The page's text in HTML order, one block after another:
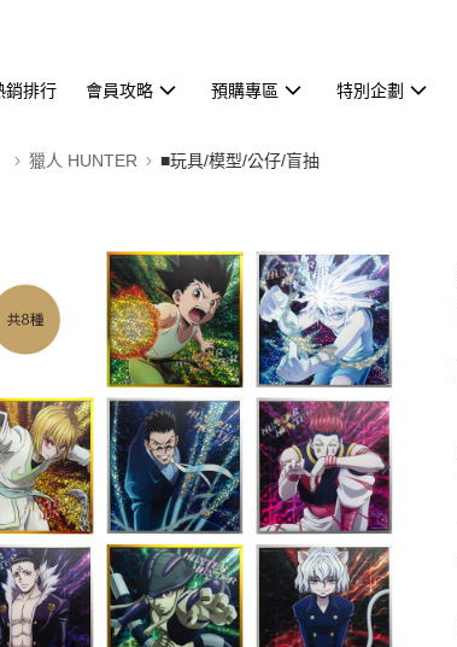
銷排行 會員攻略 預購專區 特別企劃
獵人 HUNTER ■玩具/模型/公仔/盲抽